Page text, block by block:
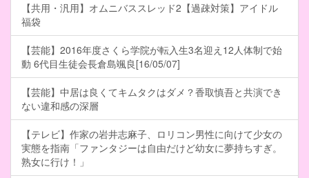
【共用・汎用】オムニバススレッド2【過疎対策】アイドル
福袋
【芸能】2016年度さくら学院が転入生3名迎え12人体制で始
動 6代目生徒会長倉島颯良[16/05/07]
【芸能】中居は良くてキムタクはダメ？香取慎吾と共演でき
ない違和感の深層
【テレビ】作家の岩井志麻子、ロリコン男性に向けて少女の
実態を指南「ファンタジーは自由だけど幼女に夢持ちすぎ。
熟女に行け！」